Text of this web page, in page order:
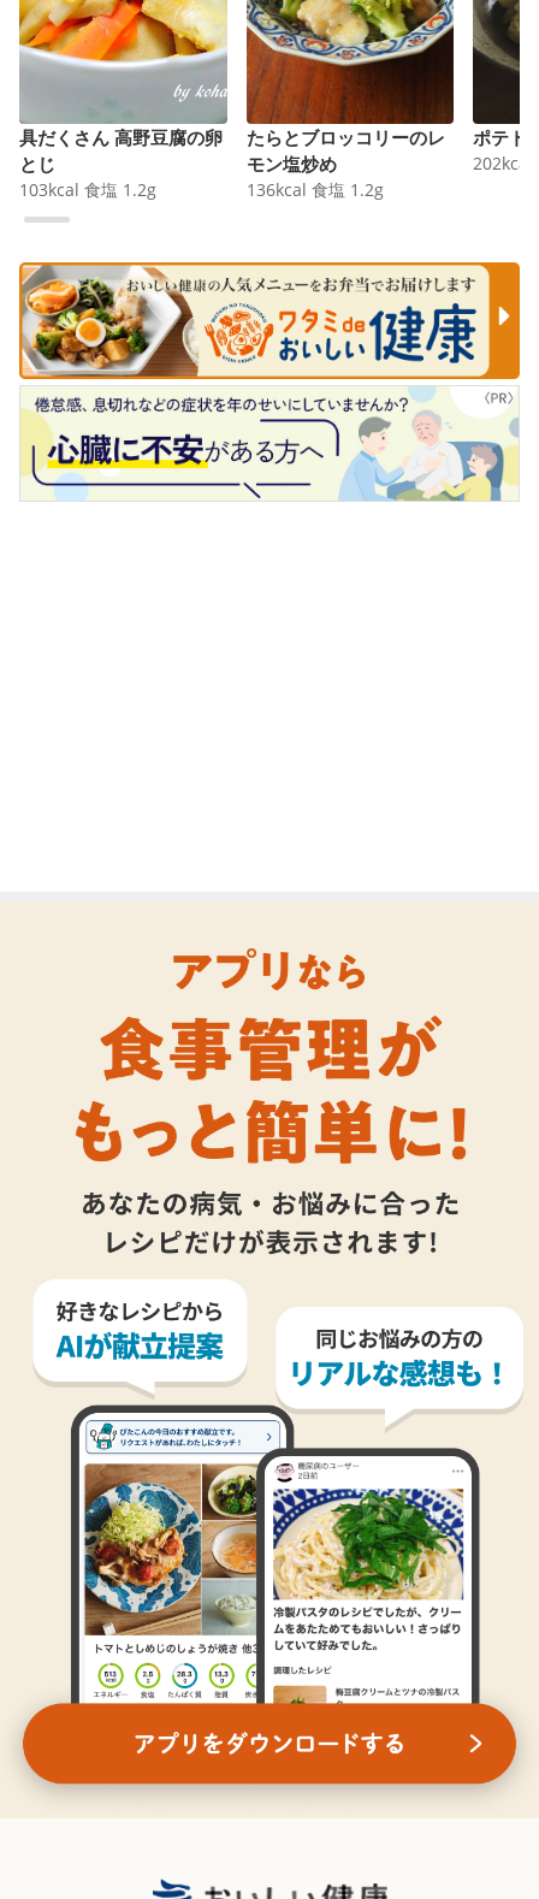
具だくさん 高野豆腐の卵
とじ
103kcal 食塩 1.2g
たらとブロッコリーのレ
モン塩炒め
136kcal 食塩 1.2g
ポテト
202kcal